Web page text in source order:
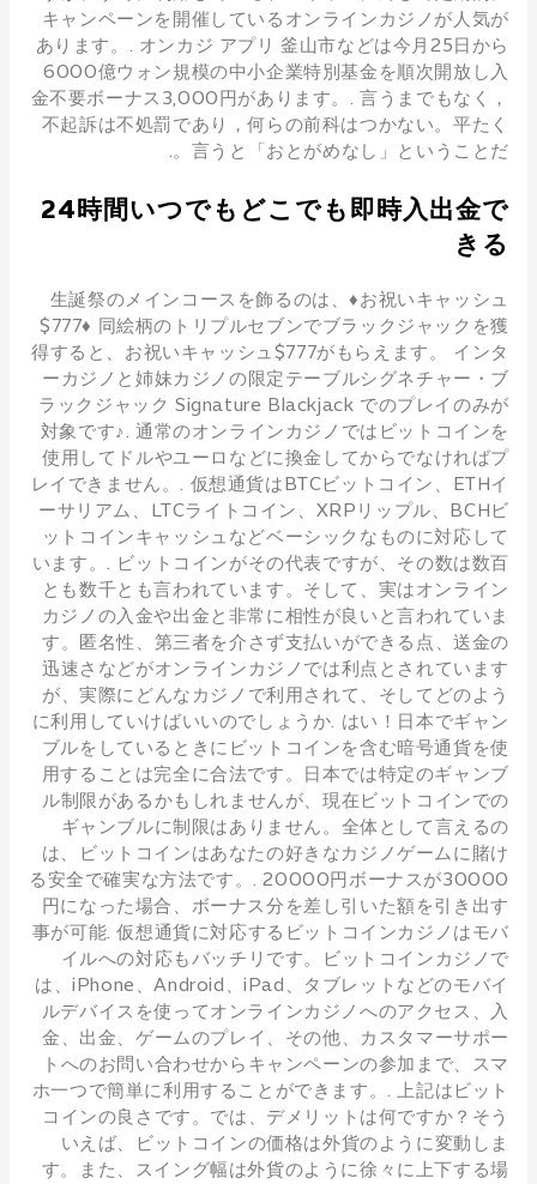
キャンペーンを開催しているオンラインカジノが人気が
あります。. オンカジ アプリ 釜山市などは今月25日から
6000億ウォン規模の中小企業特別基金を順次開放し入
金不要ボーナス3,000円があります。. 言うまでもなく，
不起訴は不処罰であり，何らの前科はつかない。平たく
言うと「おとがめなし」ということだ。.
24時間いつでもどこでも即時入出金で
きる
生誕祭のメインコースを飾るのは、♦お祝いキャッシュ
$777♦ 同絵柄のトリプルセブンでブラックジャックを獲
得すると、お祝いキャッシュ$777がもらえます。 インタ
ーカジノと姉妹カジノの限定テーブルシグネチャー・ブ
ラックジャック Signature Blackjack でのプレイのみが
対象です♪. 通常のオンラインカジノではビットコインを
使用してドルやユーロなどに換金してからでなければプ
レイできません。. 仮想通貨はBTCビットコイン、ETHイ
ーサリアム、LTCライトコイン、XRPリップル、BCHビ
ットコインキャッシュなどベーシックなものに対応して
います。. ビットコインがその代表ですが、その数は数百
とも数千とも言われています。そして、実はオンライン
カジノの入金や出金と非常に相性が良いと言われていま
す。匿名性、第三者を介さず支払いができる点、送金の
迅速さなどがオンラインカジノでは利点とされています
が、実際にどんなカジノで利用されて、そしてどのよう
に利用していけばいいのでしょうか. はい！日本でギャン
ブルをしているときにビットコインを含む暗号通貨を使
用することは完全に合法です。日本では特定のギャンブ
ル制限があるかもしれませんが、現在ビットコインでの
ギャンブルに制限はありません。全体として言えるの
は、ビットコインはあなたの好きなカジノゲームに賭け
る安全で確実な方法です。. 20000円ボーナスが30000
円になった場合、ボーナス分を差し引いた額を引き出す
事が可能. 仮想通貨に対応するビットコインカジノはモバ
イルへの対応もバッチリです。ビットコインカジノで
は、iPhone、Android、iPad、タブレットなどのモバイ
ルデバイスを使ってオンラインカジノへのアクセス、入
金、出金、ゲームのプレイ、その他、カスタマーサポー
トへのお問い合わせからキャンペーンの参加まで、スマ
ホ一つで簡単に利用することができます。. 上記はビット
コインの良さです。では、デメリットは何ですか？そう
いえば、ビットコインの価格は外貨のように変動しま
す。また、スイング幅は外貨のように徐々に上下する場